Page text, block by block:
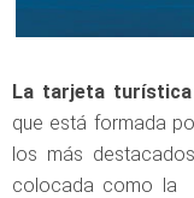
La tarjeta turística
que está formada
los más
colocada como la